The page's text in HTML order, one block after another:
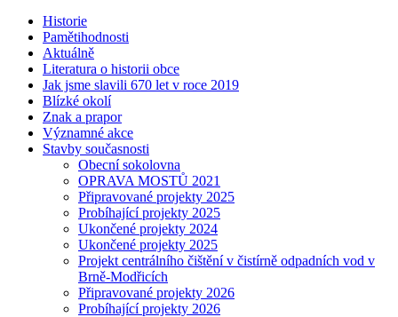
Historie
Pamětihodnosti
Aktuálně
Literatura o historii obce
Jak jsme slavili 670 let v roce 2019
Blízké okolí
Znak a prapor
Významné akce
Stavby současnosti
Obecní sokolovna
OPRAVA MOSTŮ 2021
Připravované projekty 2025
Probíhající projekty 2025
Ukončené projekty 2024
Ukončené projekty 2025
Projekt centrálního čištění v čistírně odpadních vod v
Brně-Modřicích
Připravované projekty 2026
Probíhající projekty 2026